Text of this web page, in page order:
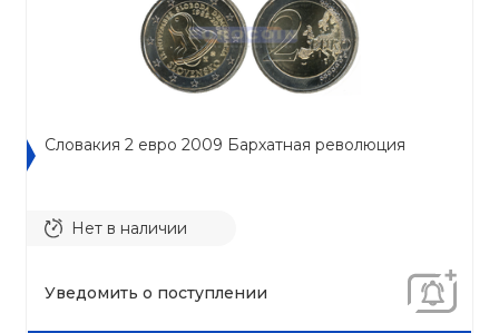
Словакия 2 евро 2009 Бархатная революция
Нет в наличии
Уведомить о поступлении